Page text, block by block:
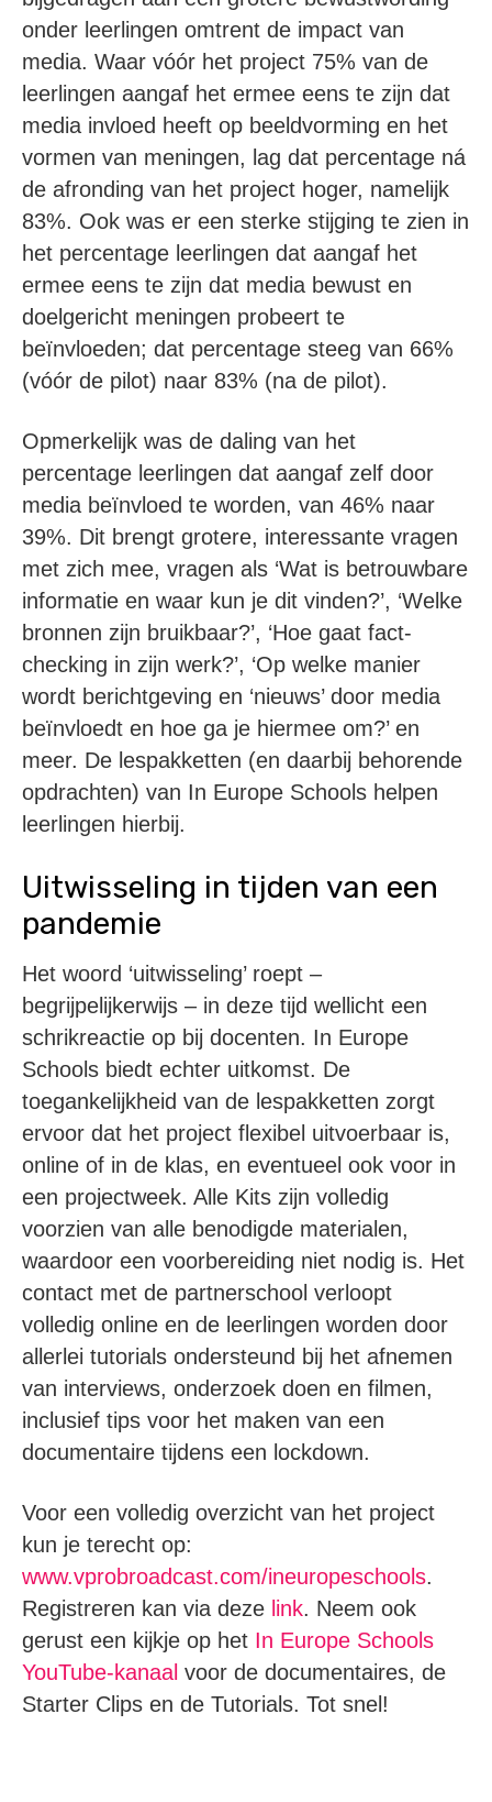
onder leerlingen omtrent de impact van
media. Waar vóór het project 75% van de
leerlingen aangaf het ermee eens te zijn dat
media invloed heeft op beeldvorming en het
vormen van meningen, lag dat percentage ná
de afronding van het project hoger, namelijk
83%. Ook was er een sterke stijging te zien in
het percentage leerlingen dat aangaf het
ermee eens te zijn dat media bewust en
doelgericht meningen probeert te
beïnvloeden; dat percentage steeg van 66%
(vóór de pilot) naar 83% (na de pilot).
Opmerkelijk was de daling van het
percentage leerlingen dat aangaf zelf door
media beïnvloed te worden, van 46% naar
39%. Dit brengt grotere, interessante vragen
met zich mee, vragen als ‘Wat is betrouwbare
informatie en waar kun je dit vinden?’, ‘Welke
bronnen zijn bruikbaar?’, ‘Hoe gaat fact-
checking in zijn werk?’, ‘Op welke manier
wordt berichtgeving en ‘nieuws’ door media
beïnvloedt en hoe ga je hiermee om?’ en
meer. De lespakketten (en daarbij behorende
opdrachten) van In Europe Schools helpen
leerlingen hierbij.
Uitwisseling in tijden van een
pandemie
Het woord ‘uitwisseling’ roept –
begrijpelijkerwijs – in deze tijd wellicht een
schrikreactie op bij docenten. In Europe
Schools biedt echter uitkomst. De
toegankelijkheid van de lespakketten zorgt
ervoor dat het project flexibel uitvoerbaar is,
online of in de klas, en eventueel ook voor in
een projectweek. Alle Kits zijn volledig
voorzien van alle benodigde materialen,
waardoor een voorbereiding niet nodig is. Het
contact met de partnerschool verloopt
volledig online en de leerlingen worden door
allerlei tutorials ondersteund bij het afnemen
van interviews, onderzoek doen en filmen,
inclusief tips voor het maken van een
documentaire tijdens een lockdown.
Voor een volledig overzicht van het project
kun je terecht op:
www.vprobroadcast.com/ineuropeschools.
Registreren kan via deze link. Neem ook
gerust een kijkje op het In Europe Schools
YouTube-kanaal voor de documentaires, de
Starter Clips en de Tutorials. Tot snel!